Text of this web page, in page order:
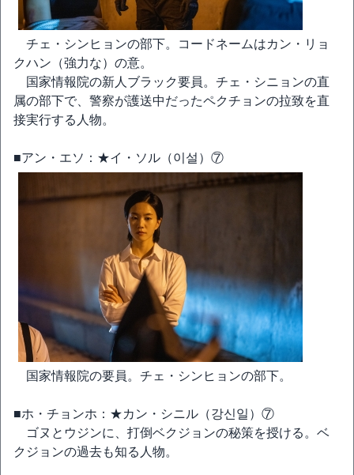
チェ・シンヒョンの部下。コードネームはカン・リョ
クハン（強力な）の意。
国家情報院の新人ブラック要員。チェ・シニョンの直
属の部下で、警察が護送中だったペクチョンの拉致を直
接実行する人物。
■アン・エソ：★イ・ソル（이설）⑦
国家情報院の要員。チェ・シンヒョンの部下。
■ホ・チョンホ：★カン・シニル（강신일）⑦
ゴヌとウジンに、打倒ベクジョンの秘策を授ける。ベ
クジョンの過去も知る人物。